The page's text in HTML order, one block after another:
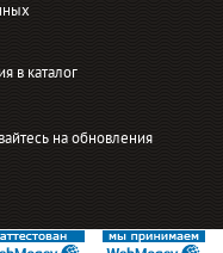
в каталог
на обновления